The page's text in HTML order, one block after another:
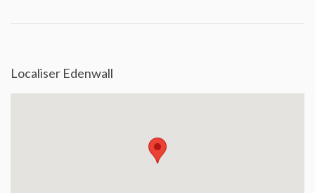
Localiser Edenwall